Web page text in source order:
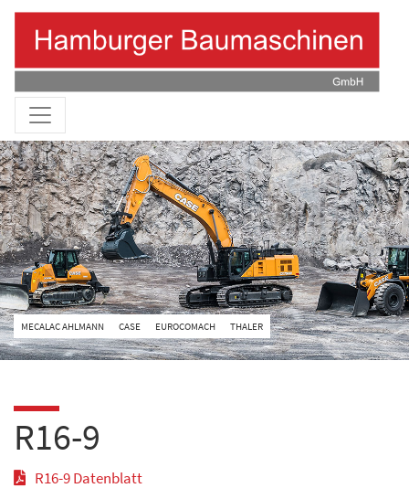
MECALAC AHLMANN CASE EUROCOMACH THALER
R16-9
R16-9 Datenblatt